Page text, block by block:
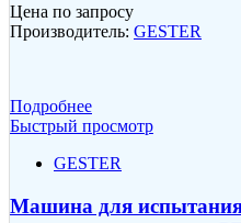
Цена по запросу
Производитель: GESTER
Подробнее
Быстрый просмотр
GESTER
Машина для